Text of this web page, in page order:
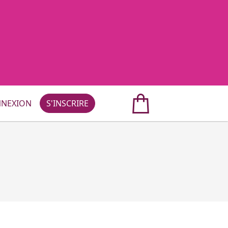
S'INSCRIRE